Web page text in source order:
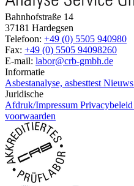
Bahnhofstraße 14
37181 Hardegsen
Telefoon: +49 (0) 5505 940980
Fax: +49 (0) 5505 94098260
E-mail: labor@crb-gmbh.de
Informatie
Asbestanalyse, asbesttest Nieuws
Juridische
Afdruk/Impressum Privacybeleid
voorwaarden